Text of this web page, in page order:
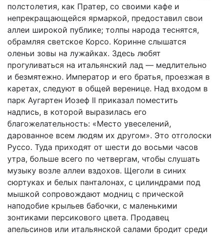
полстолетия, как Пратер, со своими кафе и
непрекращающейся ярмаркой, предоставил свои
аллеи широкой публике; толпы народа теснятся,
обрамляя светское Корсо. Коринне слышатся
оленьи зовы на лужайках. Здесь любят
прогуливаться на итальянский лад — медлительно
и безмятежно. Император и его братья, проезжая в
каретах, следуют в общей веренице. Над входом в
парк Аугартен Иозеф II приказал поместить
надпись, в которой выразилась его
благожелательность: «Место увеселений,
дарованное всем людям их другом». Это отголоски
Руссо. Туда приходят от шести до восьми часов
утра, больше всего по четвергам, чтобы слушать
музыку возле аллеи вздохов. Щеголи в синих
сюртуках и белых панталонах, с цилиндрами под
мышкой сопровождают модниц с прической
наподобие крыльев бабочки, с маленькими
зонтиками персикового цвета. Продавец
апельсинов или итальянской салами бродит среди